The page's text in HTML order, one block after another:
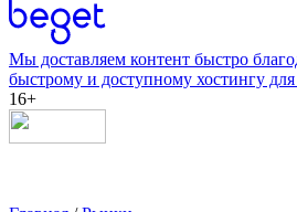
Мы доставляем контент быстро
быстрому и доступному хостингу для
16+